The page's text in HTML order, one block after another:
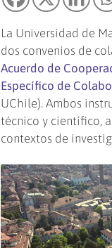
La Universidad de
dos convenios de
Acuerdo de
Específico de
UChile). Ambos
técnico y científico,
contextos de